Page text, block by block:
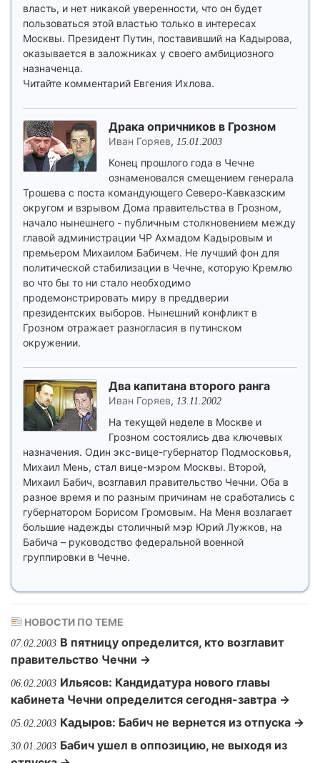
власть, и нет никакой уверенности, что он будет
пользоваться этой властью только в интересах
Москвы. Президент Путин, поставивший на Кадырова,
оказывается в заложниках у своего амбициозного
назначенца.
Читайте комментарий Евгения Ихлова.
Драка опричников в Грозном
Иван Горяев, 15.01.2003
Конец прошлого года в Чечне
ознаменовался смещением генерала
Трошева с поста командующего Северо-Кавказским
округом и взрывом Дома правительства в Грозном,
начало нынешнего - публичным столкновением между
главой администрации ЧР Ахмадом Кадыровым и
премьером Михаилом Бабичем. Не лучший фон для
политической стабилизации в Чечне, которую Кремлю
во что бы то ни стало необходимо
продемонстрировать миру в преддверии
президентских выборов. Нынешний конфликт в
Грозном отражает разногласия в путинском
окружении.
Два капитана второго ранга
Иван Горяев, 13.11.2002
На текущей неделе в Москве и
Грозном состоялись два ключевых
назначения. Один экс-вице-губернатор Подмосковья,
Михаил Мень, стал вице-мэром Москвы. Второй,
Михаил Бабич, возглавил правительство Чечни. Оба в
разное время и по разным причинам не сработались с
губернатором Борисом Громовым. На Меня возлагает
большие надежды столичный мэр Юрий Лужков, на
Бабича – руководство федеральной военной
группировки в Чечне.
НОВОСТИ ПО ТЕМЕ
07.02.2003 В пятницу определится, кто возглавит
правительство Чечни →
06.02.2003 Ильясов: Кандидатура нового главы
кабинета Чечни определится сегодня-завтра →
05.02.2003 Кадыров: Бабич не вернется из отпуска →
30.01.2003 Бабич ушел в оппозицию, не выходя из